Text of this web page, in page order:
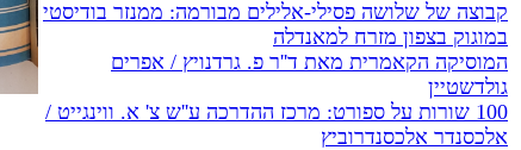
קבוצה של שלושה פסילי-אלילים מבורמה: ממנזר בודיסטי
במוגוק בצפון מזרח למאנדלה
המוסיקה הקאמרית מאת ד''ר פ. גרדנויץ / אפרים
גולדשטיין
100 שורות על ספורט: מרכז ההדרכה ע''ש צ' א. ווינגייט /
אלכסנדר אלכסנדרוביץ